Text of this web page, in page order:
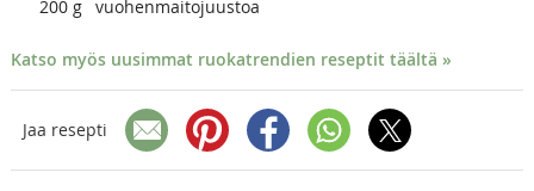
200 g vuohenmaitojuustoa
Katso myös uusimmat ruokatrendien reseptit täältä »
Jaa resepti